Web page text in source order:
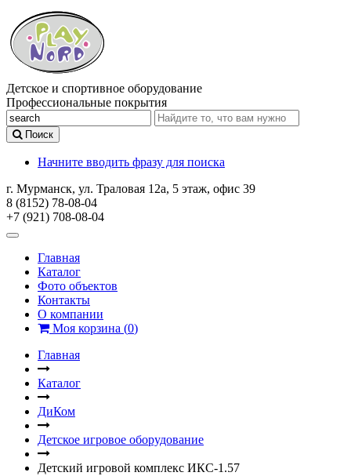
Детское и спортивное оборудование
Профессиональные покрытия
Поиск
Начните вводить фразу для поиска
г. Мурманск, ул. Траловая 12а, 5 этаж, офис 39
8 (8152) 78-08-04
+7 (921) 708-08-04
Главная
Каталог
Фото объектов
Контакты
О компании
Моя корзина (0)
Главная
Каталог
ДиКом
Детское игровое оборудование
Детский игровой комплекс ИКС-1.57